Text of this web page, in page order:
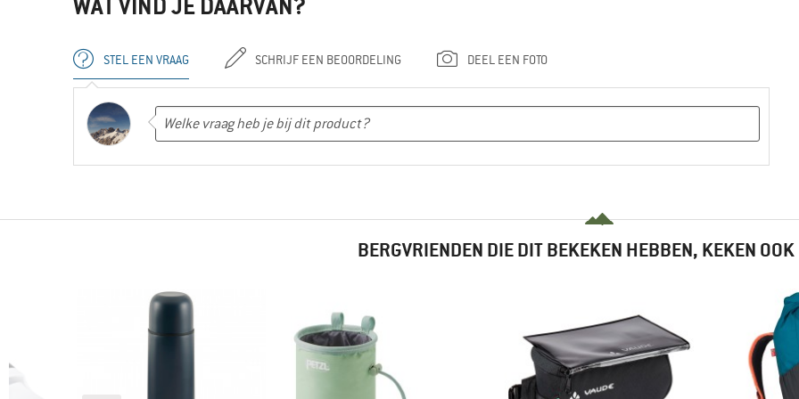
WAT VIND JE DAARVAN?
STEL EEN VRAAG SCHRIJF EEN BEOORDELING DEEL EEN FOTO
BERGVRIENDEN DIE DIT BEKEKEN HEBBEN, KEKEN OOK